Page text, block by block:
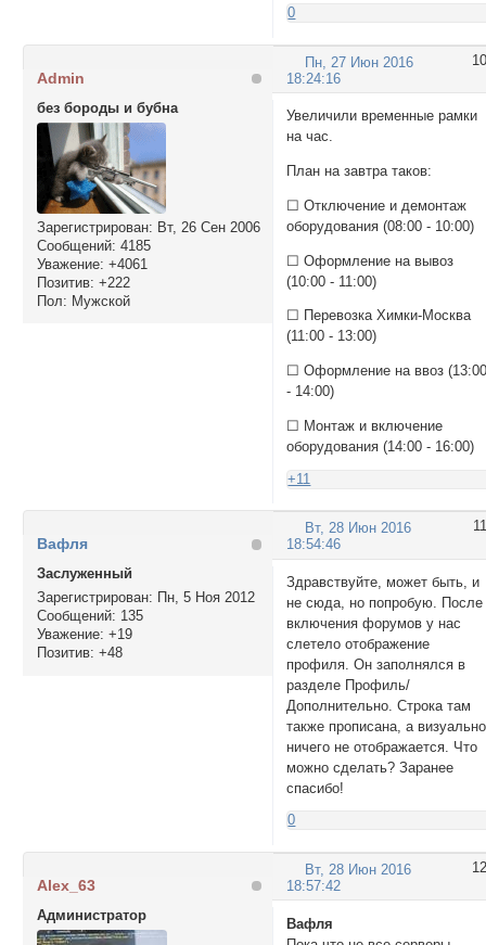
0
10
Пн, 27 Июн 2016
18:24:16
Admin
без бороды и бубна
Зарегистрирован: Вт, 26 Сен 2006
Сообщений: 4185
Уважение: +4061
Позитив: +222
Пол: Мужской
Увеличили временные рамки
на час.
План на завтра таков:
☐ Отключение и демонтаж
оборудования (08:00 - 10:00)
☐ Оформление на вывоз
(10:00 - 11:00)
☐ Перевозка Химки-Москва
(11:00 - 13:00)
☐ Оформление на ввоз
- 14:00)
☐ Монтаж и включение
оборудования (14:00 - 16:00)
+11
11
Вт, 28 Июн 2016
18:54:46
Вафля
Заслуженный
Зарегистрирован: Пн, 5 Ноя 2012
Сообщений: 135
Уважение: +19
Позитив: +48
Здравствуйте, может быть, и
не сюда, но попробую. После
включения форумов у нас
слетело отображение
профиля. Он заполнялся в
разделе Профиль/
Дополнительно. Строка там
также прописана, а визуально
ничего не отображается. Что
можно сделать? Заранее
спасибо!
0
12
Вт, 28 Июн 2016
18:57:42
Alex_63
Администратор
Вафля